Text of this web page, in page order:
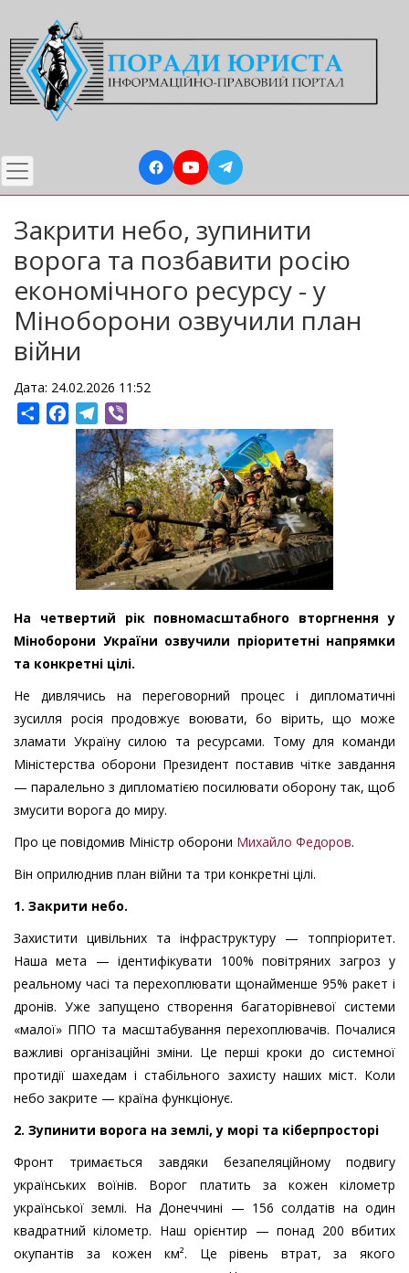
до
основного
вмісту
Закрити небо, зупинити
ворога та позбавити росію
економічного ресурсу - у
Міноборони озвучили план
війни
Дата: 24.02.2026 11:52
ShareFacebookTelegram
На четвертий рік повномасштабного вторгнення у
Міноборони України озвучили пріоритетні напрямки
та конкретні цілі.
Не дивлячись на переговорний процес і дипломатичні
зусилля росія продовжує воювати, бо вірить, що може
зламати Україну силою та ресурсами. Тому для команди
Міністерства оборони Президент поставив чітке завдання
— паралельно з дипломатією посилювати оборону так, щоб
змусити ворога до миру.
Про це повідомив Міністр оборони Михайло Федоров.
Він оприлюднив план війни та три конкретні цілі.
1. Закрити небо.
Захистити цивільних та інфраструктуру — топпріоритет.
Наша мета — ідентифікувати 100% повітряних загроз у
реальному часі та перехоплювати щонайменше 95% ракет і
дронів. Уже запущено створення багаторівневої системи
«малої» ППО та масштабування перехоплювачів. Почалися
важливі організаційні зміни. Це перші кроки до системної
протидії шахедам і стабільного захисту наших міст. Коли
небо закрите — країна функціонує.
2. Зупинити ворога на землі, у морі та кіберпросторі
Фронт тримається завдяки безапеляційному подвигу
українських воїнів. Ворог платить за кожен кілометр
української землі. На Донеччині — 156 солдатів на один
квадратний кілометр. Наш орієнтир — понад 200 вбитих
окупантів за кожен км². Це рівень втрат, за якого